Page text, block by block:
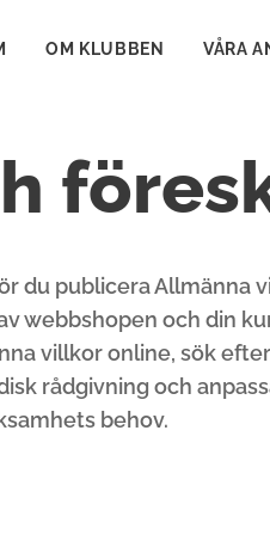
OM KLUBBEN VÅRA
du publicera Allmänna
webbshopen och din
villkor online, sök
rådgivning och
behov.